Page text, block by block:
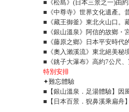
■《松島》(日本三景之一)由
■《中尊寺》世界文化遺產。
■《藏王御釜》東北火山口。
■《銀山溫泉》阿信的故鄉・
■《藤原之鄉》日本平安時代
■《奧入瀨溪流》東北絕美秘
■《銚子大瀑布》高約7公尺
特別安排
✦難忘體驗
■【銀山溫泉．足湯體驗】因
■【日本百景．猊鼻溪乘扁舟